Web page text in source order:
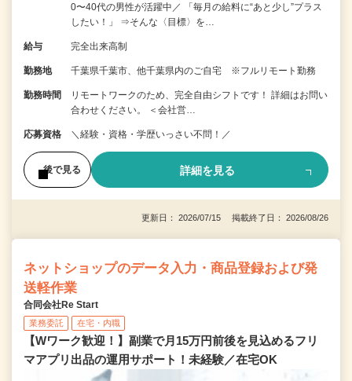
0〜40代の男性が活躍中／ 「毎月の給料に“あと少し”プラス
したい！」 ⇒そんな〈目標〉を…
給与 完全出来高制
勤務地 千葉県千葉市、他千葉県内のご自宅 ※フルリモート勤務
勤務時間
リモートワークのため、完全自由シフトです！ 詳細はお問い
合わせください。 ＜会社営…
応募資格 ＼経験・資格・学歴いっさい不問！／
後で見る 詳細を見る
更新日： 2026/07/15 掲載終了日： 2026/08/26
ネットショップのデータ入力・商品登録および発
送軽作業
合同会社Re Start
業務委託 在宅・内職
【Wワーク歓迎！】副業で月15万円前後を見込めるフリ
マアプリ出品の運用サポート！未経験／在宅OK